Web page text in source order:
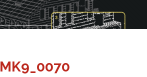
MK9_0070